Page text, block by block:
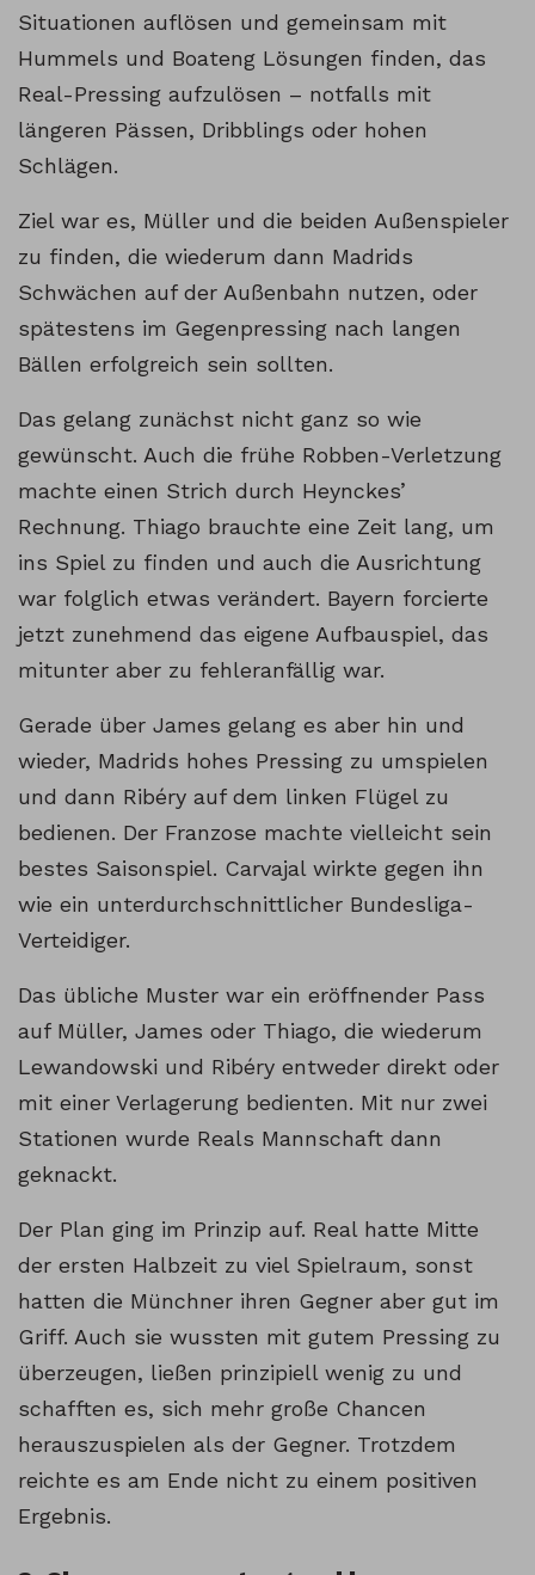
Situationen auflösen und gemeinsam mit
Hummels und Boateng Lösungen finden, das
Real-Pressing aufzulösen – notfalls mit
längeren Pässen, Dribblings oder hohen
Schlägen.
Ziel war es, Müller und die beiden Außenspieler
zu finden, die wiederum dann Madrids
Schwächen auf der Außenbahn nutzen, oder
spätestens im Gegenpressing nach langen
Bällen erfolgreich sein sollten.
Das gelang zunächst nicht ganz so wie
gewünscht. Auch die frühe Robben-Verletzung
machte einen Strich durch Heynckes’
Rechnung. Thiago brauchte eine Zeit lang, um
ins Spiel zu finden und auch die Ausrichtung
war folglich etwas verändert. Bayern forcierte
jetzt zunehmend das eigene Aufbauspiel, das
mitunter aber zu fehleranfällig war.
Gerade über James gelang es aber hin und
wieder, Madrids hohes Pressing zu umspielen
und dann Ribéry auf dem linken Flügel zu
bedienen. Der Franzose machte vielleicht sein
bestes Saisonspiel. Carvajal wirkte gegen ihn
wie ein unterdurchschnittlicher Bundesliga-
Verteidiger.
Das übliche Muster war ein eröffnender Pass
auf Müller, James oder Thiago, die wiederum
Lewandowski und Ribéry entweder direkt oder
mit einer Verlagerung bedienten. Mit nur zwei
Stationen wurde Reals Mannschaft dann
geknackt.
Der Plan ging im Prinzip auf. Real hatte Mitte
der ersten Halbzeit zu viel Spielraum, sonst
hatten die Münchner ihren Gegner aber gut im
Griff. Auch sie wussten mit gutem Pressing zu
überzeugen, ließen prinzipiell wenig zu und
schafften es, sich mehr große Chancen
herauszuspielen als der Gegner. Trotzdem
reichte es am Ende nicht zu einem positiven
Ergebnis.